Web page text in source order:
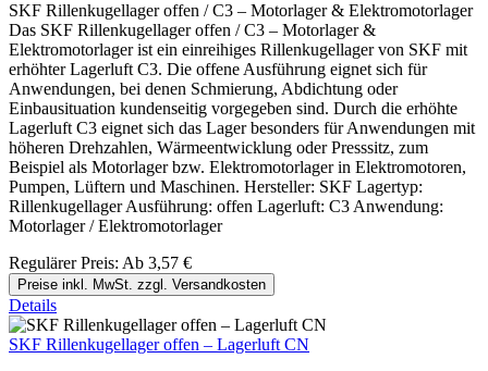
SKF Rillenkugellager offen / C3 – Motorlager & Elektromotorlager
Das SKF Rillenkugellager offen / C3 – Motorlager &
Elektromotorlager ist ein einreihiges Rillenkugellager von SKF mit
erhöhter Lagerluft C3. Die offene Ausführung eignet sich für
Anwendungen, bei denen Schmierung, Abdichtung oder
Einbausituation kundenseitig vorgegeben sind. Durch die erhöhte
Lagerluft C3 eignet sich das Lager besonders für Anwendungen mit
höheren Drehzahlen, Wärmeentwicklung oder Presssitz, zum
Beispiel als Motorlager bzw. Elektromotorlager in Elektromotoren,
Pumpen, Lüftern und Maschinen. Hersteller: SKF Lagertyp:
Rillenkugellager Ausführung: offen Lagerluft: C3 Anwendung:
Motorlager / Elektromotorlager
Regulärer Preis: Ab 3,57 €
Preise inkl. MwSt. zzgl. Versandkosten
Details
SKF Rillenkugellager offen – Lagerluft CN